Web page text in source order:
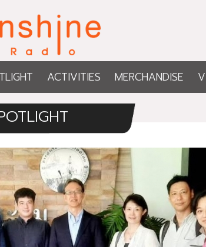
ACTIVITIES MERCHANDISE